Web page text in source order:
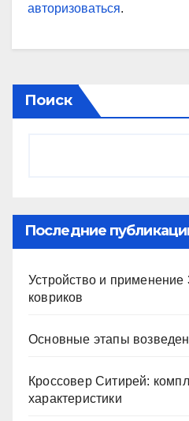
авторизоваться.
Поиск
Последние
Устройство и
ковриков
Основные этапы
Кроссовер Ситирей:
характеристики